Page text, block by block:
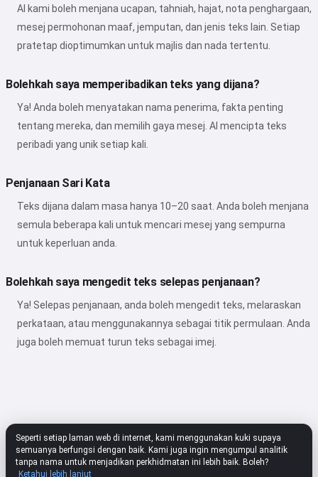
AI kami boleh menjana ucapan, tahniah, hajat, nota penghargaan,
mesej permohonan maaf, jemputan, dan jenis teks lain. Setiap
pratetap dioptimumkan untuk majlis dan nada tertentu.
Bolehkah saya memperibadikan teks yang dijana?
Ya! Anda boleh menyatakan nama penerima, fakta penting
tentang mereka, dan memilih gaya mesej. AI mencipta teks
peribadi yang unik setiap kali.
Penjanaan Sari Kata
Teks dijana dalam masa hanya 10–20 saat. Anda boleh menjana
semula beberapa kali untuk mencari mesej yang sempurna
untuk keperluan anda.
Bolehkah saya mengedit teks selepas penjanaan?
Ya! Selepas penjanaan, anda boleh mengedit teks, melaraskan
perkataan, atau menggunakannya sebagai titik permulaan. Anda
juga boleh memuat turun teks sebagai imej.
Seperti setiap laman web di internet, kami menggunakan kuki supaya
semuanya berfungsi dengan baik. Kami juga ingin mengumpul analitik
tanpa nama untuk menjadikan perkhidmatan ini lebih baik. Boleh?
Ketahui lebih lanjut